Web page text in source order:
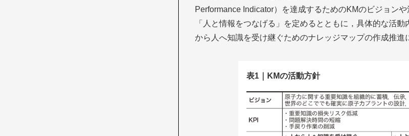
Performance Indicator）を達成するためのKMのビジョン
「人と情報をつなげる」を定めるとともに，具体的な活動
から人へ知識を受け継ぐためのナレッジマップの作成推進
表1｜KMの活動方針